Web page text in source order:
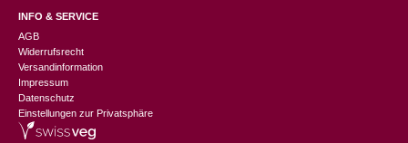
INFO & SERVICE
AGB
Widerrufsrecht
Versandinformation
Impressum
Datenschutz
Einstellungen zur Privatsphäre